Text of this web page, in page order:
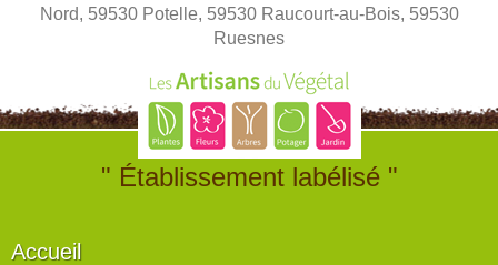
Nord, 59530 Potelle, 59530 Raucourt-au-Bois, 59530
Ruesnes
" Établissement labélisé "
Accueil